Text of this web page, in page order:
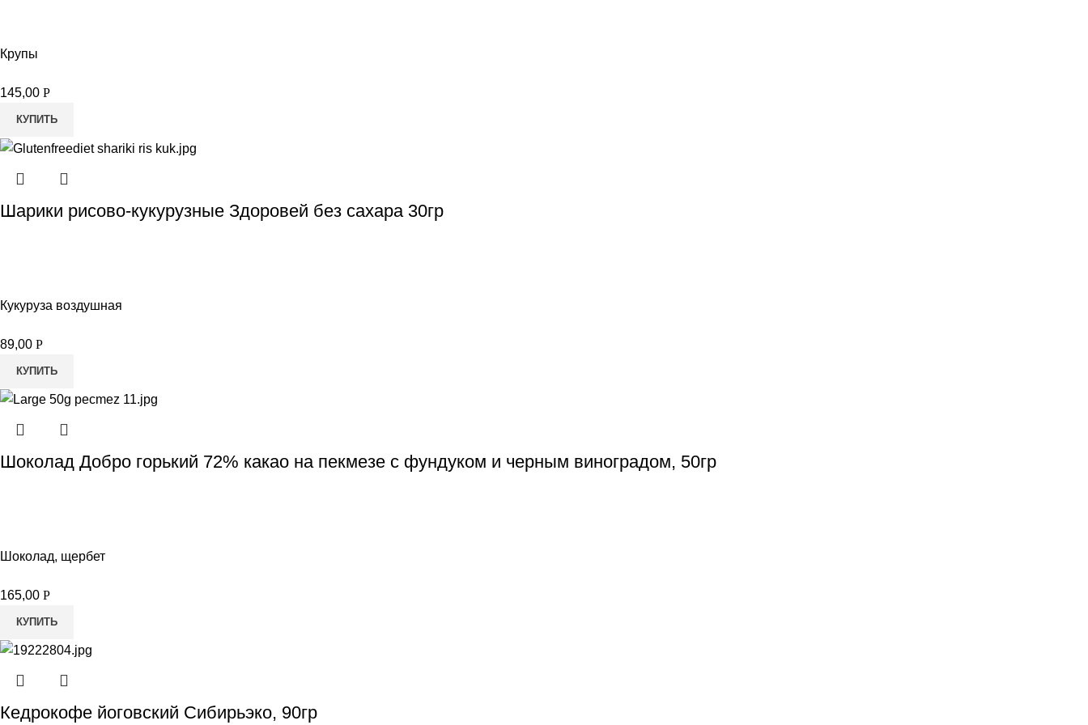
Крупы
145,00 Р
КУПИТЬ
Шарики рисово-кукурузные Здоровей без сахара 30гр
Кукуруза воздушная
89,00 Р
КУПИТЬ
Шоколад Добро горький 72% какао на пекмезе с фундуком и черным виноградом, 50гр
Шоколад, щербет
165,00 Р
КУПИТЬ
Кедрокофе йоговский Сибирьэко, 90гр